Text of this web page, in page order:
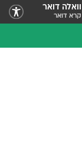
וואלה דואר
קרא דואר